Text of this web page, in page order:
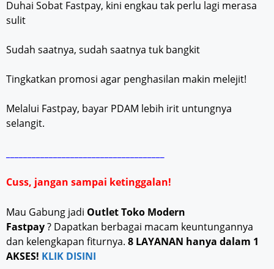
Duhai Sobat Fastpay, kini engkau tak perlu lagi merasa
sulit
Sudah saatnya, sudah saatnya tuk bangkit
Tingkatkan promosi agar penghasilan makin melejit!
Melalui Fastpay, bayar PDAM lebih irit untungnya
selangit.
Cuss, jangan sampai ketinggalan!
Mau Gabung jadi Outlet Toko Modern
Fastpay? Dapatkan berbagai macam keuntungannya
dan kelengkapan fiturnya. 8 LAYANAN hanya dalam 1
AKSES! KLIK DISINI